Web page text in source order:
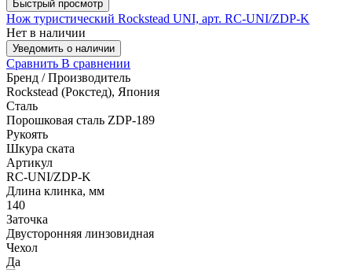
Быстрый просмотр
Нож туристический Rockstead UNI, арт. RC-UNI/ZDP-K
Нет в наличии
Уведомить о наличии
Сравнить В сравнении
Бренд / Производитель
Rockstead (Рокстед), Япония
Сталь
Порошковая сталь ZDP-189
Рукоять
Шкура ската
Артикул
RC-UNI/ZDP-K
Длина клинка, мм
140
Заточка
Двусторонняя линзовидная
Чехол
Да